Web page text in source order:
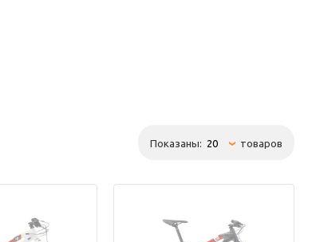
Показаны: товаров